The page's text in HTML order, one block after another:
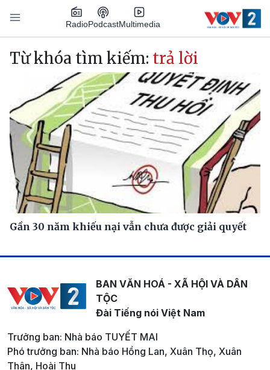
Nhảy đến nội dung
RadioPodcastMultimedia
Main navigation
Từ khóa tìm kiếm: trả lời
Gần 30 năm khiếu nại vẫn chưa được giải quyết
BAN VĂN HOÁ - XÃ HỘI VÀ DÂN
TỘC
Đài Tiếng nói Việt Nam
Trưởng ban: Nhà báo TUYẾT MAI
Phó trưởng ban: Nhà báo Hồng Lan, Xuân Thọ, Xuân
Thân, Hoài Thu